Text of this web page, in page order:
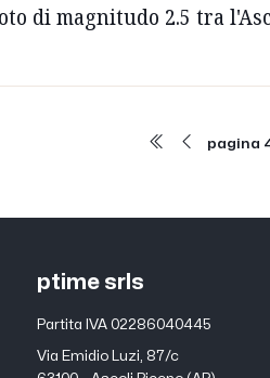
di magnitudo 2.5 tra
pagina
ptime srls
Partita IVA 02286040445
Via Emidio Luzi, 87/c